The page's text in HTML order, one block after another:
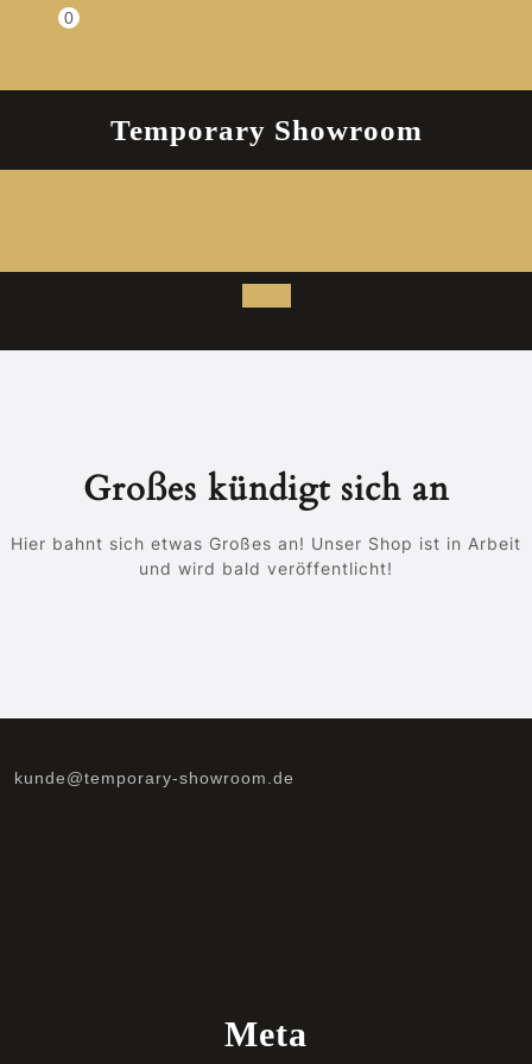
Einkaufswagen
0
Temporary Showroom
Open
Button
Großes kündigt sich an
Hier bahnt sich etwas Großes an! Unser Shop ist in Arbeit
und wird bald veröffentlicht!
kunde@temporary-showroom.de
Meta